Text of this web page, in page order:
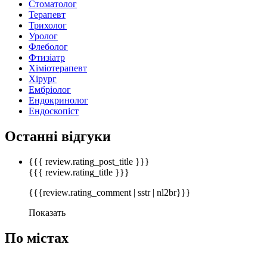
Стоматолог
Терапевт
Трихолог
Уролог
Флеболог
Фтизіатр
Хіміотерапевт
Хірург
Ембріолог
Ендокринолог
Ендоскопіст
Останні відгуки
{{{ review.rating_post_title }}}
{{{ review.rating_title }}}
{{{review.rating_comment | sstr | nl2br}}}
Показать
По містах